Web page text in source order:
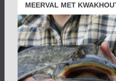
MEERVAL MET